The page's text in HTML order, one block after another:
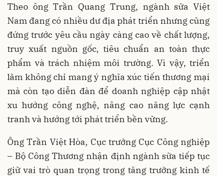
Theo ông Trần Quang Trung, ngành sữa Việt
Nam đang có nhiều dư địa phát triển nhưng cũng
đứng trước yêu cầu ngày càng cao về chất lượng,
truy xuất nguồn gốc, tiêu chuẩn an toàn thực
phẩm và trách nhiệm môi trường. Vì vậy, triển
lãm không chỉ mang ý nghĩa xúc tiến thương mại
mà còn tạo diễn đàn để doanh nghiệp cập nhật
xu hướng công nghệ, nâng cao năng lực cạnh
tranh và hướng tới phát triển bền vững.
Ông Trần Việt Hòa, Cục trưởng Cục Công nghiệp
– Bộ Công Thương nhận định ngành sữa tiếp tục
giữ vai trò quan trọng trong tăng trưởng kinh tế